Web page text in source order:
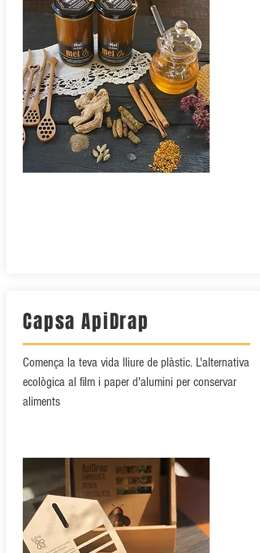
Capsa ApiDrap
Comença la teva vida lliure de plàstic. L'alternativa
ecològica al film i paper d'alumini per conservar
aliments